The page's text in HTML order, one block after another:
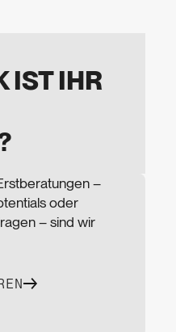
IST IHR
–
oder
– sind wir